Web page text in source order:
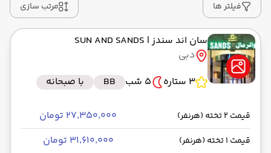
حرکت از مبدا: 08:50
به فرودگاه بین‌المللی دبی DXB
رسیدن به مقصد :
ایران ایرتور -Economy
مدت سفر: 02:00
از فرودگاه بین‌المللی دبی DXB
حرکت از مبدا: 13:10
فیلتر ها مرتب سازی
سان اند سندز| SUN AND SANDS
دبی
3 ستاره
5 شب BB با صبحانه
قیمت 2 تخته (هرنفر) ۲۷٬۳۵۰٬۰۰۰ تومان
قیمت 1 تخته (هرنفر) ۳۱٬۶۱۰٬۰۰۰ تومان